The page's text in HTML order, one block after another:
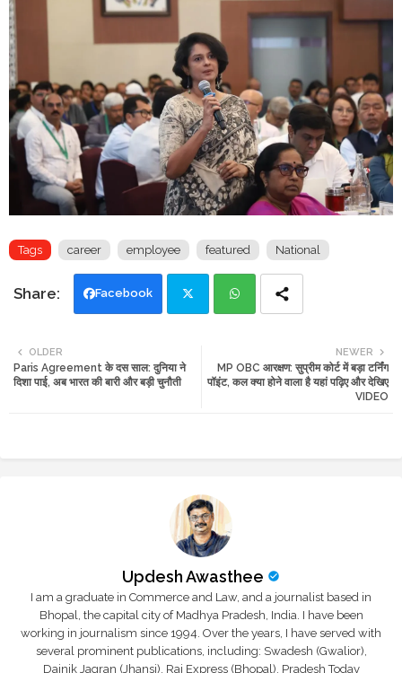
Tags career employee featured National
Facebook
tte ats
NEWER
MP OBC आरक्षण: सुप्रीम कोर्ट में बड़ा टर्निंग
पॉइंट, कल क्या होने वाला है यहां पढ़िए और देखिए
VIDEO
OLDER
Paris Agreement के दस साल: दुनिया ने
दिशा पाई, अब भारत की बारी और बड़ी चुनौती
Updesh Awasthee
I am a graduate in Commerce and Law, and a journalist based in
Bhopal, the capital city of Madhya Pradesh, India. I have been
working in journalism since 1994. Over the years, I have served with
several prominent publications, including: Swadesh (Gwalior),
Dainik Jagran (Jhansi), Raj Express (Bhopal), Pradesh Today